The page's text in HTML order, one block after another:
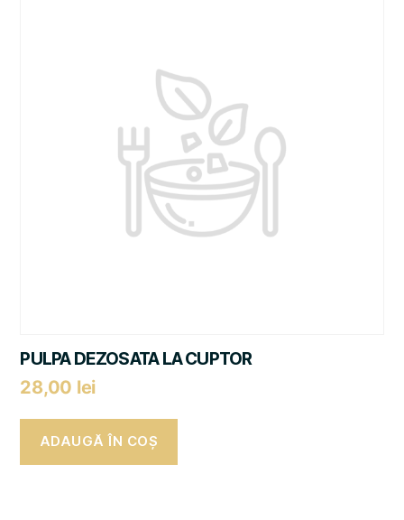
PULPA DEZOSATA LA CUPTOR
28,00 lei
ADAUGĂ ÎN COȘ